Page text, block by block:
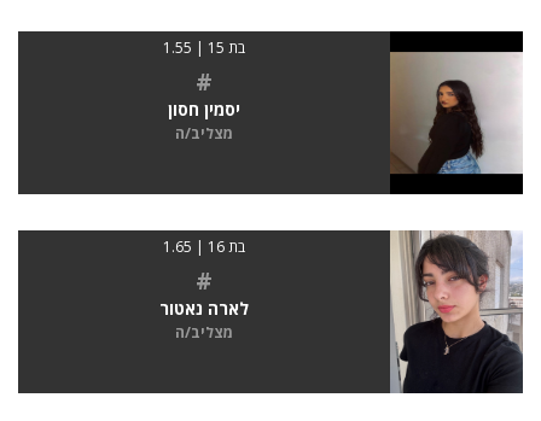
בת 15 | 1.55
#
יסמין חסון
מצליב/ה
בת 16 | 1.65
#
לארה נאטור
מצליב/ה